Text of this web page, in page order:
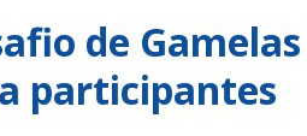
de
participantes